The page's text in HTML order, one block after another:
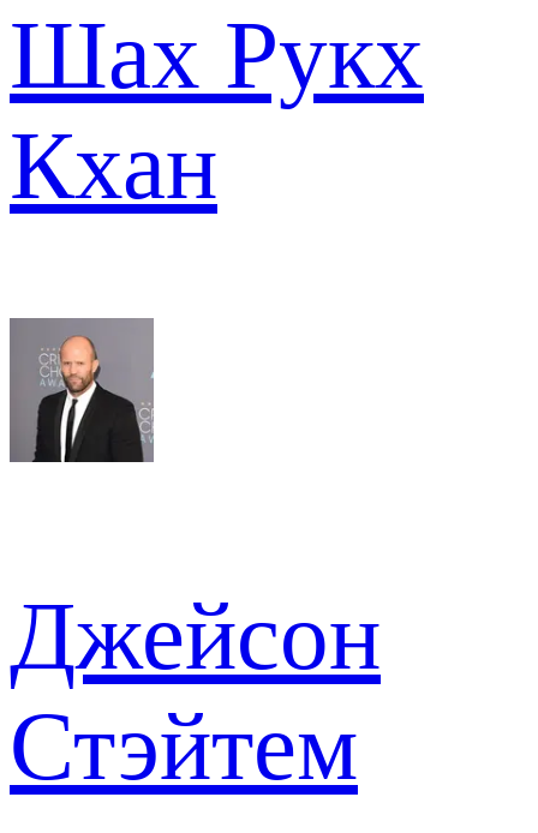
Шах Рукх
Кхан
Джейсон
Стэйтем